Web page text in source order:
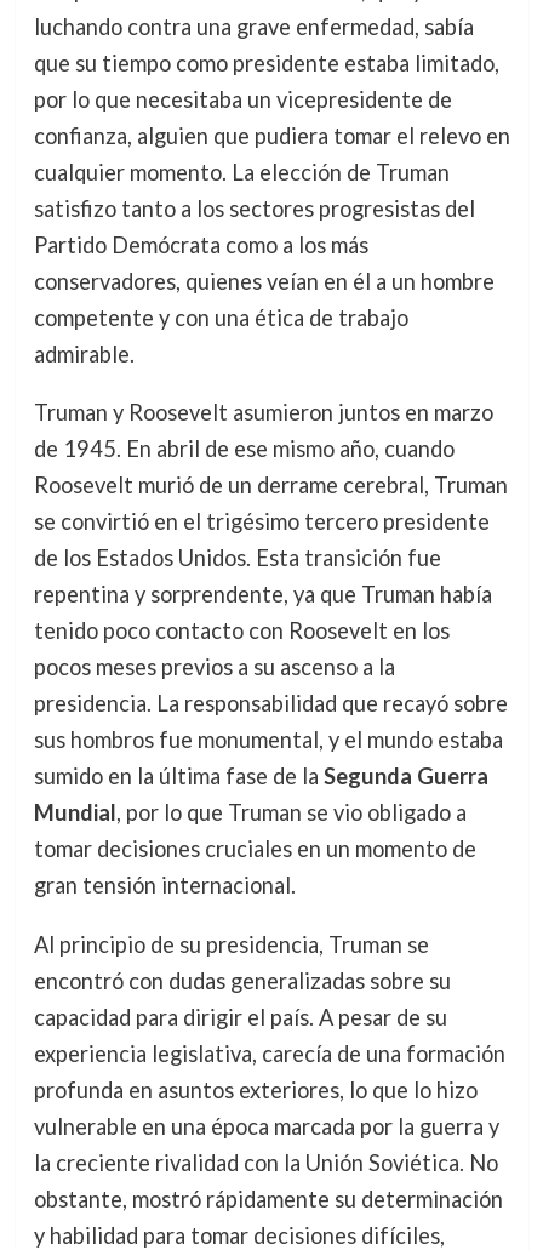
luchando contra una grave enfermedad, sabía
que su tiempo como presidente estaba limitado,
por lo que necesitaba un vicepresidente de
confianza, alguien que pudiera tomar el relevo en
cualquier momento. La elección de Truman
satisfizo tanto a los sectores progresistas del
Partido Demócrata como a los más
conservadores, quienes veían en él a un hombre
competente y con una ética de trabajo
admirable.
Truman y Roosevelt asumieron juntos en marzo
de 1945. En abril de ese mismo año, cuando
Roosevelt murió de un derrame cerebral, Truman
se convirtió en el trigésimo tercero presidente
de los Estados Unidos. Esta transición fue
repentina y sorprendente, ya que Truman había
tenido poco contacto con Roosevelt en los
pocos meses previos a su ascenso a la
presidencia. La responsabilidad que recayó sobre
sus hombros fue monumental, y el mundo estaba
sumido en la última fase de la Segunda Guerra
Mundial, por lo que Truman se vio obligado a
tomar decisiones cruciales en un momento de
gran tensión internacional.
Al principio de su presidencia, Truman se
encontró con dudas generalizadas sobre su
capacidad para dirigir el país. A pesar de su
experiencia legislativa, carecía de una formación
profunda en asuntos exteriores, lo que lo hizo
vulnerable en una época marcada por la guerra y
la creciente rivalidad con la Unión Soviética. No
obstante, mostró rápidamente su determinación
y habilidad para tomar decisiones difíciles,